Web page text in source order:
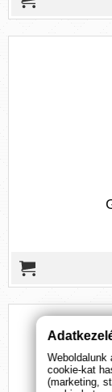
Weboldalunk
cookie-kat
(marketing,